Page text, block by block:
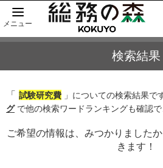
メニュー
検索結果
「 試験研究費 」についての検索結果で
グで他の検索ワードランキングも確認で
ご希望の情報は、みつかりましたか
きます！